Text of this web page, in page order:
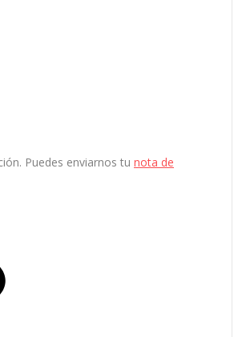
Puedes enviarnos tu nota de